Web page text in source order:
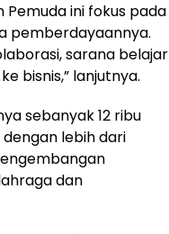
ini fokus pada
pemberdayaannya.
sarana belajar
bisnis,” lanjutnya.
sebanyak 12 ribu
lebih dari
dan